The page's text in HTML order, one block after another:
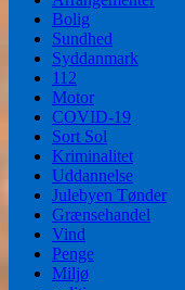
Bolig
Sundhed
Syddanmark
112
Motor
COVID-19
Sort Sol
Kriminalitet
Uddannelse
Julebyen Tønder
Grænsehandel
Vind
Penge
Miljø